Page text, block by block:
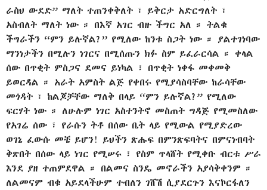
ራስህ ውደድ” ማለት ተጠንቀቅለት ፣ ይቅርታ አድርግለት ፣
አስብለት ማለት ነው ። በእኛ አገር ብዙ ችግር አለ ። ትልቁ
ችግራችን “ምን ይሉኛል?” የሚለው ከንቱ ስጋት ነው ። ያልተገነባው
ማንነታችን በሚሉን ነገርና በሚሰጡን ክፉ ስም ይፈራርሳል ። ቀላል
ሰው በጥቂት ምስጋና ደመና ይነካል ፣ በጥቂት ነቀፋ መቀመቅ
ይወርዳል ። አራት አምስት ልጅ የቀበሩ የሚያሳስባቸው ከራሳቸው
መጎዳት ፣ ከልጆቻቸው ማለቅ በላይ “ምን ይሉኛል?” የሚለው
ፍርሃት ነው ። ለሁሉም ነገር አስተንትኖ መስጠት ግዳጅ የሚመስለው
የአገሬ ሰው ፣ የራሱን ትቶ በሰው ቤት ላይ የሚውል የሚያድረው
ወገኔ ፈውሱ መቼ ይሆን! ይህችን ጽሑፍ በምንጽፍባትና በምናነብባት
ቅጽበት በሰው ላይ ነገር የሚሠሩ ፣ የስም ጥላሸት የሚቀቡ ብርቱ ሥራ
እንደ ያዘ ተጠምደዋል ። በልመና ስንዴ መኖራችን አያሳቅቀንም ።
ለልመናም ብቁ አይደላችሁም ተብለን ገሸሽ ሲያደርጉን እናኮርፋለን